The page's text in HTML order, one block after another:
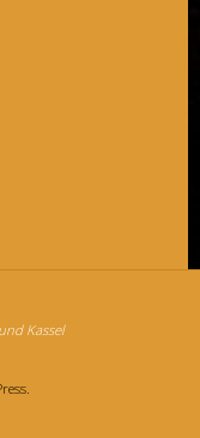
Kassel